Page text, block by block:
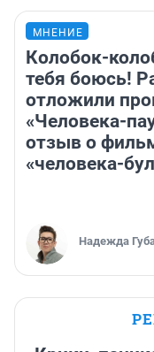
МНЕНИЕ
Колобок-
тебя боюсь!
отложили
«Человека-
отзыв о
«человека-
Надежда